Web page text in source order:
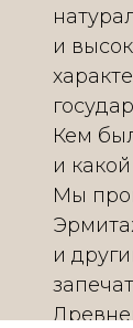
и
Кем
и
Мы
и